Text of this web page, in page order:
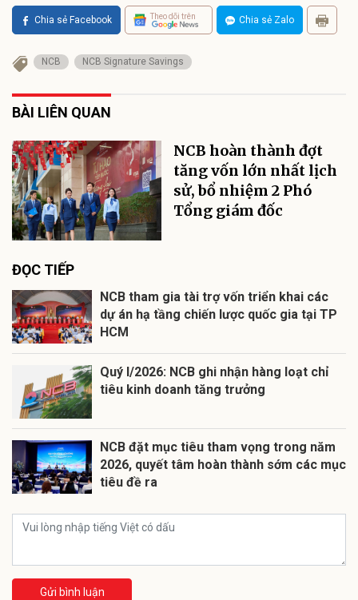
Chia sẻ Facebook Theo dõi trên Chia sẻ Zalo
NCB NCB Signature Savings
BÀI LIÊN QUAN
NCB hoàn thành đợt
tăng vốn lớn nhất lịch
sử, bổ nhiệm 2 Phó
Tổng giám đốc
ĐỌC TIẾP
NCB tham gia tài trợ vốn triển khai các
dự án hạ tầng chiến lược quốc gia tại TP
HCM
Quý I/2026: NCB ghi nhận hàng loạt chỉ
tiêu kinh doanh tăng trưởng
NCB đặt mục tiêu tham vọng trong năm
2026, quyết tâm hoàn thành sớm các mục
tiêu đề ra
Gửi bình luận